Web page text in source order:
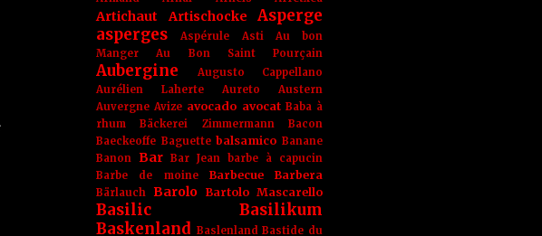
Artichaut Artischocke
Asperge
asperges
Aspérule Asti
Au bon
Manger
Au Bon Saint Pourçain
Aubergine
Augusto Cappellano
Aurélien Laherte
Aureto
Austern
Auvergne Avize avocado avocat Baba à
rhum
Bäckerei Zimmermann
Bacon
Baeckeoffe Baguette balsamico Banane
Banon Bar Bar Jean
barbe à capucin
Barbe de moine
Barbecue Barbera
Bärlauch Barolo Bartolo Mascarello
Basilic
Basilikum
Baskenland Baslenland Bastide du